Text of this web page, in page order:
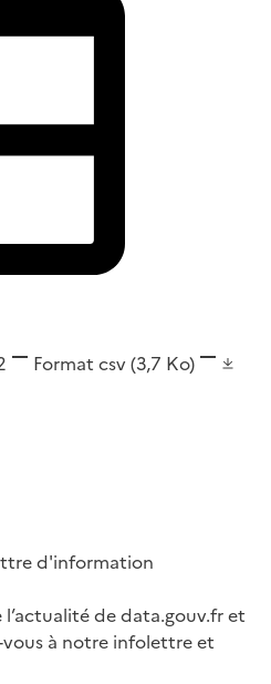
Format csv(3,7 Ko)
d'information
de data.gouv.fr et
vous à notre infolettre et